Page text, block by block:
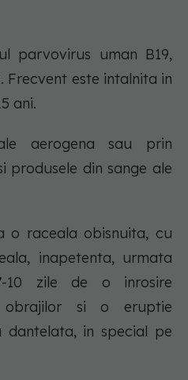
parvovirus uman B19,
Frecvent este intalnita in
ani.
aerogena sau prin
produsele din sange ale
o raceala obisnuita, cu
inapetenta, urmata
10 zile de o inrosire
si o eruptie
dantelata, in special pe